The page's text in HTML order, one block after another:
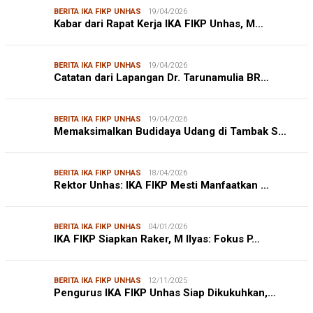
BERITA IKA FIKP UNHAS 19/04/2026
Kabar dari Rapat Kerja IKA FIKP Unhas, M…
BERITA IKA FIKP UNHAS 19/04/2026
Catatan dari Lapangan Dr. Tarunamulia BR…
BERITA IKA FIKP UNHAS 19/04/2026
Memaksimalkan Budidaya Udang di Tambak S…
BERITA IKA FIKP UNHAS 18/04/2026
Rektor Unhas: IKA FIKP Mesti Manfaatkan …
BERITA IKA FIKP UNHAS 04/01/2026
IKA FIKP Siapkan Raker, M Ilyas: Fokus P…
BERITA IKA FIKP UNHAS 12/11/2025
Pengurus IKA FIKP Unhas Siap Dikukuhkan,…